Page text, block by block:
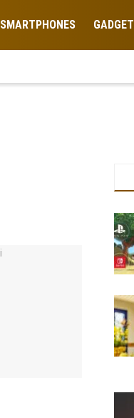
SMARTPHONES GADGET